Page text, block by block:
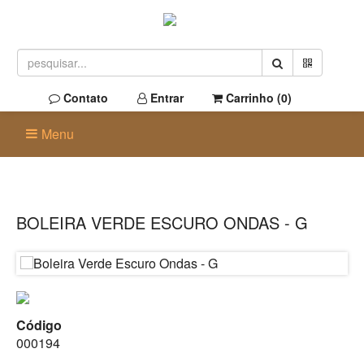
Contato Entrar Carrinho (0)
Menu
BOLEIRA VERDE ESCURO ONDAS - G
Código
000194